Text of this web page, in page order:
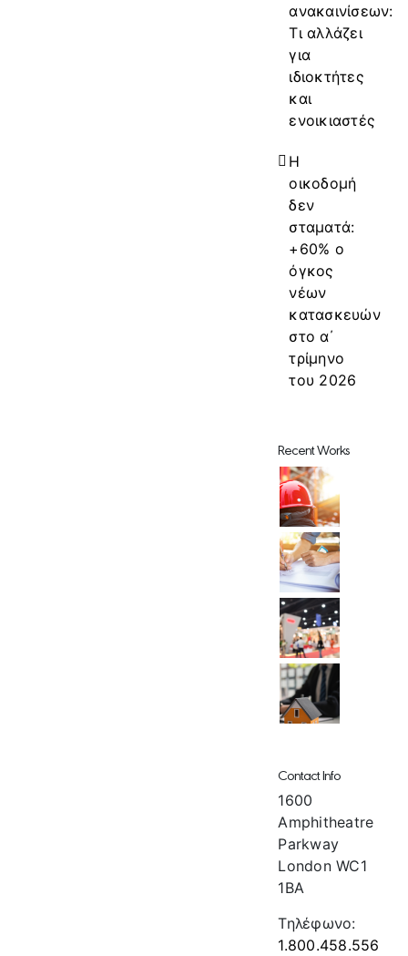
ανακαινίσεων:
Τι αλλάζει
για
ιδιοκτήτες
και
ενοικιαστές
Η
οικοδομή
δεν
σταματά:
+60% ο
όγκος
νέων
κατασκευών
στο α΄
τρίμηνο
του 2026
Recent Works
Contact Info
1600
Amphitheatre
Parkway
London WC1
1BA
Τηλέφωνο:
1.800.458.556